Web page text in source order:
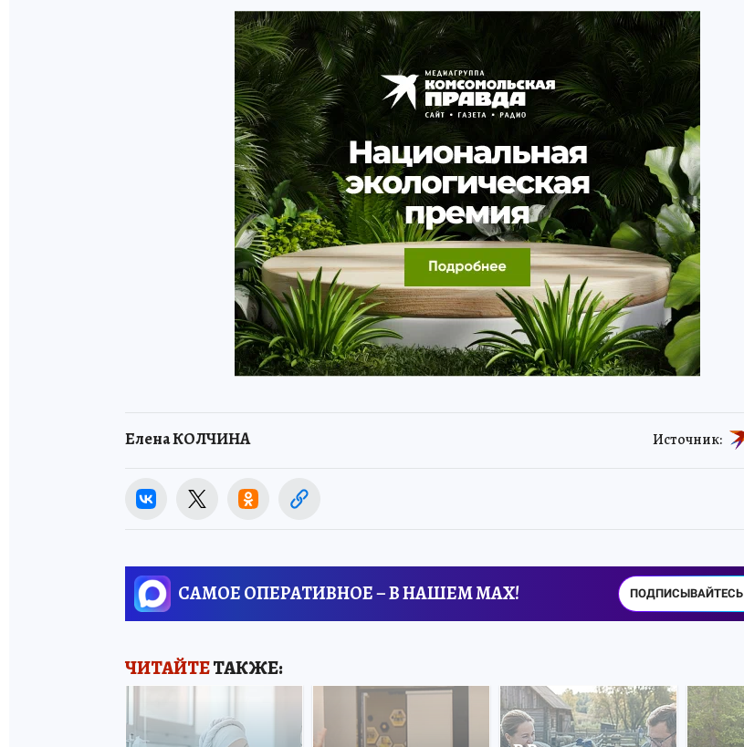
Елена КОЛЧИНА Источник:
САМОЕ ОПЕРАТИВНОЕ – В НАШЕМ MAX! ПОДПИСЫВАЙТЕСЬ
ЧИТАЙТЕТАКЖЕ: